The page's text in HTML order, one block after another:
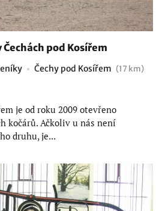
pod Kosířem
Čechy pod Kosířem (17 km)
je od roku 2009 otevřeno
kočárů. Ačkoliv u nás není
druhu, je...